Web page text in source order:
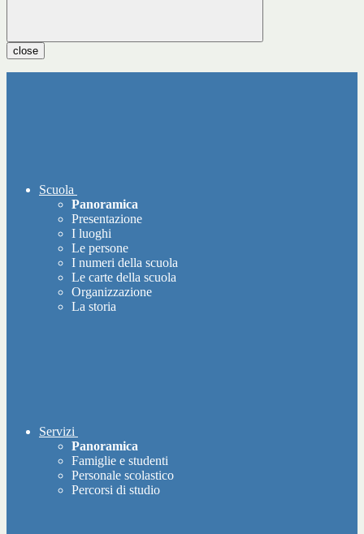
close
Scuola
Panoramica
Presentazione
I luoghi
Le persone
I numeri della scuola
Le carte della scuola
Organizzazione
La storia
Servizi
Panoramica
Famiglie e studenti
Personale scolastico
Percorsi di studio